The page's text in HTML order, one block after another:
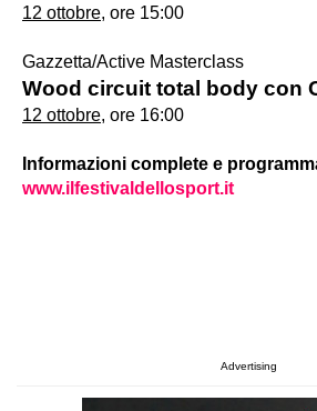
12 ottobre, ore 15:00
Gazzetta/Active Masterclass
Wood circuit total body con
12 ottobre, ore 16:00
Informazioni complete e
www.ilfestivaldellosport.it
Advertising